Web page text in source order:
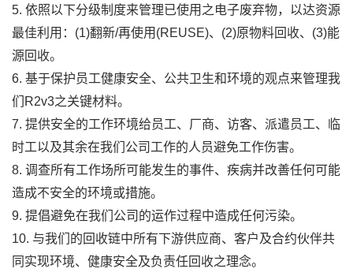
5. 依照以下分级制度来管理已使用之电子废弃物，以达资源
最佳利用： (1)翻新/再使用 (REUSE)、 (2)原物料回收、 (3)能
源回收。
6. 基于保护员工健康安全、公共卫生和环境的观点来管理我
们 R2v3之关键材料。
7. 提供安全的工作环境给员工、厂商、访客、派遣员工、临
时工以及其余在我们公司工作的人员避免工作伤害。
8. 调查所有工作场所可能发生的事件、疾病并改善任何可能
造成不安全的环境或措施。
9. 提倡避免在我们公司的运作过程中造成任何污染。
10. 与我们的回收链中所有下游供应商、客户及合约伙伴共
同实现环境、健康安全及负责任回收之理念。